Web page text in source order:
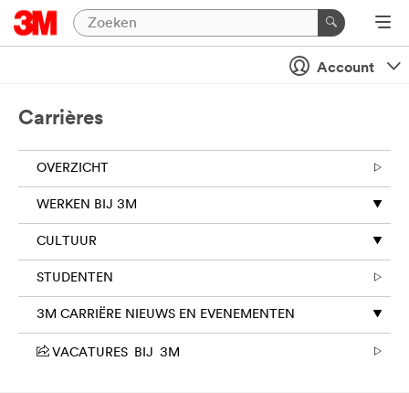
Account
Carrières
OVERZICHT
WERKEN BIJ 3M
CULTUUR
STUDENTEN
3M CARRIËRE NIEUWS EN EVENEMENTEN
VACATURES BIJ 3M